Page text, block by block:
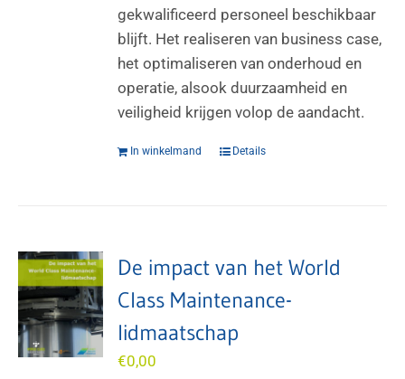
gekwalificeerd personeel beschikbaar
blijft. Het realiseren van business case,
het optimaliseren van onderhoud en
operatie, alsook duurzaamheid en
veiligheid krijgen volop de aandacht.
In winkelmand Details
De impact van het World
Class Maintenance-
lidmaatschap
€0,00